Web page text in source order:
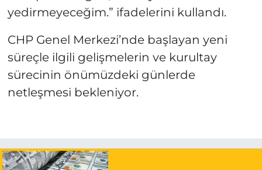
yedirmeyeceğim.” ifadelerini kullandı.
CHP Genel Merkezi’nde başlayan yeni
süreçle ilgili gelişmelerin ve kurultay
sürecinin önümüzdeki günlerde
netleşmesi bekleniyor.